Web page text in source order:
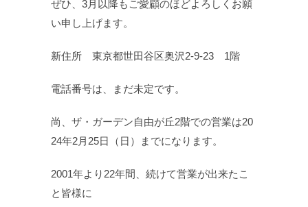
ぜひ、3月以降もご愛顧のほどよろしくお願
い申し上げます。
新住所 東京都世田谷区奥沢2-9-23 1階
電話番号は、まだ未定です。
尚、ザ・ガーデン自由が丘2階での営業は20
24年2月25日（日）までになります。
2001年より22年間、続けて営業が出来たこ
と皆様に